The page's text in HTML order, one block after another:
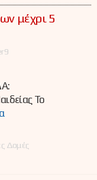
μέχρι 5
Το
Δομές